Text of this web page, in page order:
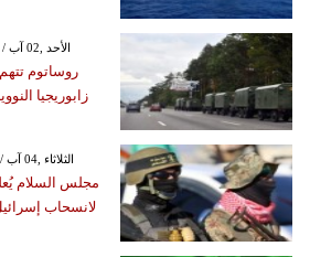
GMT 13:38 2026 الأحد ,02 آب / أغسطس
روساتوم
زابوريجيا
GMT 12:50 2026 الثلاثاء ,04 آب / أغسطس
مجلس السلام
لانسحاب